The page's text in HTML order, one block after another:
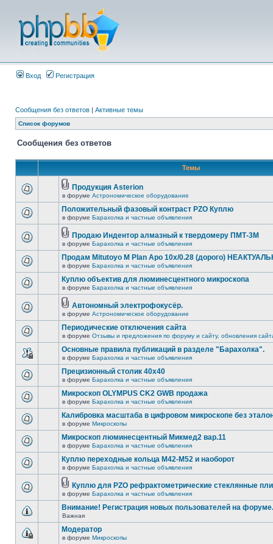
Вход Регистрация
Сообщения без ответов | Активные темы
Список форумов
Сообщения без ответов
Темы
Продукция Asterion
в форуме Астрономическое оборудование
Положительный фазовый контраст PZO Куплю
в форуме Барахолка и частные объявления
Продаю Индентор алмазный к твердомеру ПМТ-3М
в форуме Барахолка и частные объявления
Продам Mitutoyo M Plan Apo 10x/0.28 (дорого)
в форуме Барахолка и частные объявления
Куплю объектив для люминесцентного микроскопа
в форуме Барахолка и частные объявления
Автономный электрофокусёр.
в форуме Астрономическое оборудование
Периодические отключения сайта
в форуме Отзывы и предложения по форуму и сайту, обновления
Основные правила публикаций в разделе "Барахолка".
в форуме Барахолка и частные объявления
Прецизионный столик 40х40
в форуме Барахолка и частные объявления
Микроскоп OLYMPUS CK2 GWB продажа
в форуме Барахолка и частные объявления
Калибровка масштаба в цифровом микроскопе без
в форуме Микроскопы
Микроскоп люминесцентный Микмед2 вар.11
в форуме Барахолка и частные объявления
Куплю переходные кольца М42-М52 и наоборот
в форуме Барахолка и частные объявления
Куплю для PZO рефрактометрические стеклянные
в форуме Барахолка и частные объявления
Внимание! Регистрация новых пользователей на форуме.
Важная
Модератор
в форуме Микроскопы